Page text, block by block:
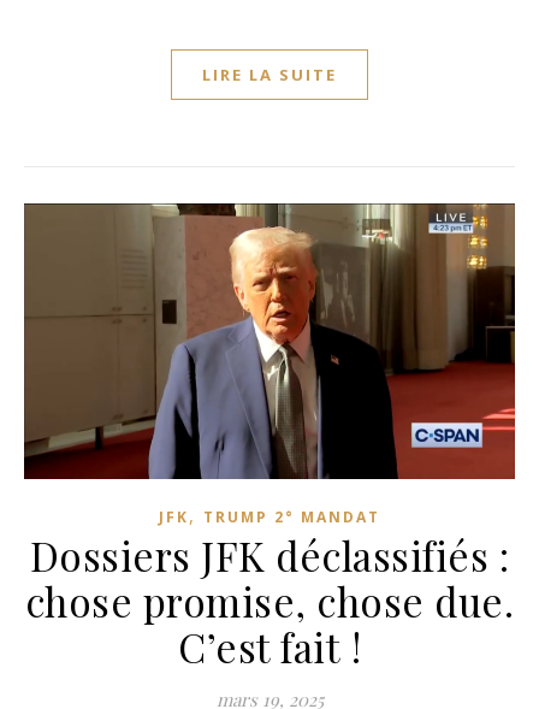
LIRE LA SUITE
JFK, TRUMP 2° MANDAT
Dossiers JFK déclassifiés :
chose promise, chose due.
C’est fait !
mars 19, 2025